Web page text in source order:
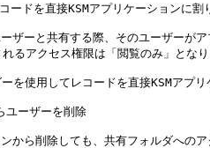
ドを直接KSMアプリケーションに割
ザーと共有する際、そのユーザーが
るアクセス権限は「閲覧のみ」となり
使用してレコードを直接KSMアプリ
ユーザーを削除
から削除しても、共有フォルダへの